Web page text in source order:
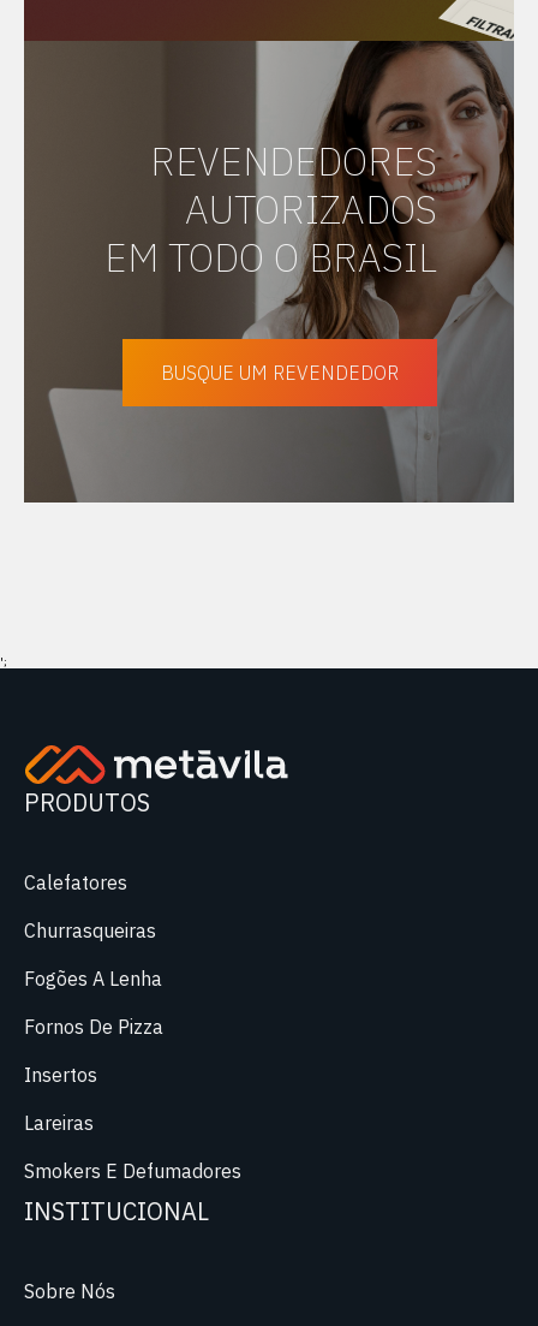
REVENDEDORES
AUTORIZADOS
EM TODO O BRASIL
BUSQUE UM REVENDEDOR
';
PRODUTOS
Calefatores
Churrasqueiras
Fogões A Lenha
Fornos De Pizza
Insertos
Lareiras
Smokers E Defumadores
INSTITUCIONAL
Sobre Nós